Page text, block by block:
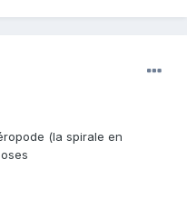
(la spirale en